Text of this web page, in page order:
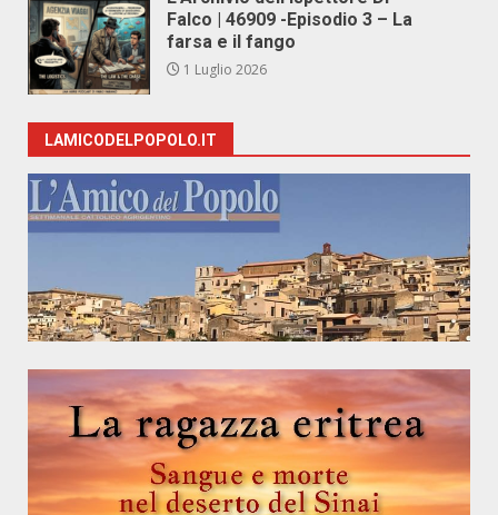
Falco | 46909 -Episodio 3 – La
farsa e il fango
1 Luglio 2026
LAMICODELPOPOLO.IT